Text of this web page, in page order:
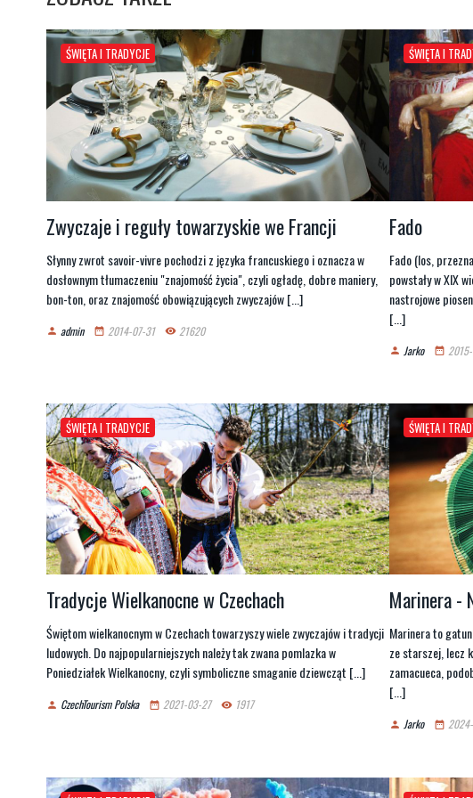
ŚWIĘTA I TRADYCJE
Zwyczaje i reguły towarzyskie we Francji
Słynny zwrot savoir-vivre pochodzi z języka francuskiego i oznacza w
dosłownym tłumaczeniu "znajomość życia", czyli ogładę, dobre maniery,
bon-ton, oraz znajomość obowiązujących zwyczajów [...]
person admin date_range 2014-07-31 remove_red_eye 21620
ŚWIĘTA I
Fado
Fado (los,
powstały w XIX
nastrojowe
[...]
person Jarko date_range
ŚWIĘTA I TRADYCJE
Tradycje Wielkanocne w Czechach
Świętom wielkanocnym w Czechach towarzyszy wiele zwyczajów i tradycji
ludowych. Do najpopularniejszych należy tak zwana pomlazka w
Poniedziałek Wielkanocny, czyli symboliczne smaganie dziewcząt [...]
person CzechTourism Polska date_range 2021-03-27 remove_red_eye 1917
ŚWIĘTA I
Marinera -
Marinera to
ze starszej, lecz
zamacueca,
[...]
person Jarko date_range